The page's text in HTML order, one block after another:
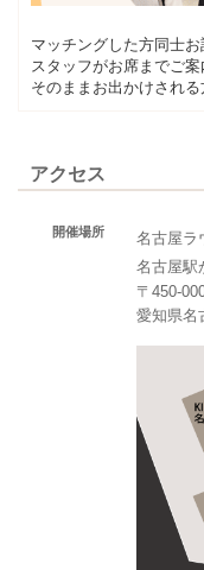
マッチングした方同士
スタッフがお席までご案
そのままお出かけされ
アクセス
開催場所
名古屋ラ
名古屋駅
〒450-
愛知県名